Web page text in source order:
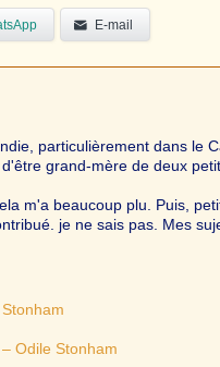
E-mail
particulièrement dans le
grand-mère de deux
m'a beaucoup plu. Puis,
je ne sais pas. Mes
Odile Stonham